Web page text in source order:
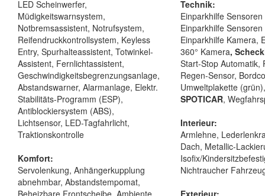
LED Scheinwerfer,
Müdigkeitswarnsystem,
Notbremsassistent, Notrufsystem,
Reifendruckkontrollsystem, Keyless
Entry, Spurhalteassistent, Totwinkel-
Assistent, Fernlichtassistent,
Geschwindigkeitsbegrenzungsanlage,
Abstandswarner, Alarmanlage, Elektr.
Stabilitäts-Programm (ESP),
Antiblockiersystem (ABS),
Lichtsensor, LED-Tagfahrlicht,
Traktionskontrolle
Komfort:
Servolenkung, Anhängerkupplung
abnehmbar, Abstandstempomat,
Technik:
Einparkhilfe
Einparkhilfe
Einparkhilfe Kamera,
360° Kamera,
Start-Stop Automatik,
Regen-Sensor,
Umweltplakette
SPOTICAR,
Interieur:
Armlehne,
Dach, Metallic-
Isofix/
Nichtraucher